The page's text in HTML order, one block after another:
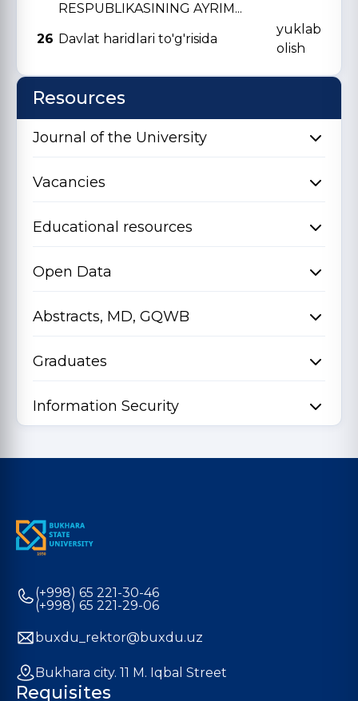
RЕSPUBLIKASINING AYRIM...
26 Davlat haridlari to'g'risida
yuklab
olish
Resources
Journal of the University
Vacancies
Educational resources
Open Data
Abstracts, MD, GQWB
Graduates
Information Security
(+998) 65 221-30-46
(+998) 65 221-29-06
buxdu_rektor@buxdu.uz
Bukhara city. 11 M. Iqbal Street
Requisites